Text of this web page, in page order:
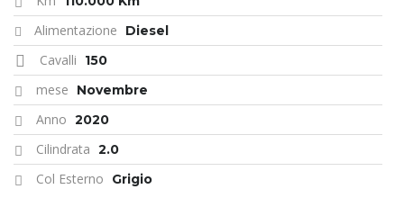
Alimentazione Diesel
Cavalli 150
mese Novembre
Anno 2020
Cilindrata 2.0
Col Esterno Grigio